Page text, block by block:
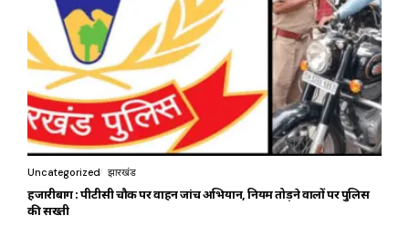
Uncategorized झारखंड
हजारीबाग : पीटीसी चौक पर वाहन जांच अभियान, नियम तोड़ने वालों पर पुलिस
की सख्ती